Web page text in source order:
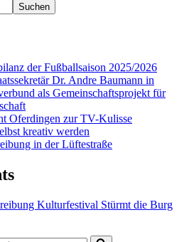
Suchen
der Fußballsaison 2025/2026
Dr. Andre Baumann in
als Gemeinschaftsprojekt für
Oferdingen zur TV-Kulisse
kreativ werden
in der Lüftestraße
Kulturfestival Stürmt die Burg